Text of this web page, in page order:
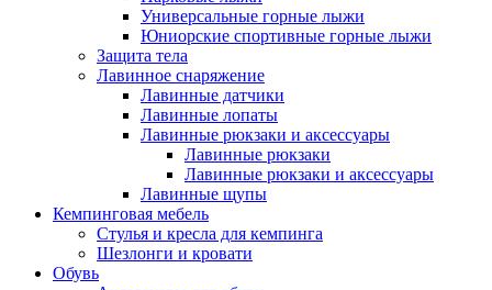
Универсальные горные лыжи
Юниорские спортивные горные лыжи
Защита тела
Лавинное снаряжение
Лавинные датчики
Лавинные лопаты
Лавинные рюкзаки и аксессуары
Лавинные рюкзаки
Лавинные рюкзаки и аксессуары
Лавинные щупы
Кемпинговая мебель
Стулья и кресла для кемпинга
Шезлонги и кровати
Обувь